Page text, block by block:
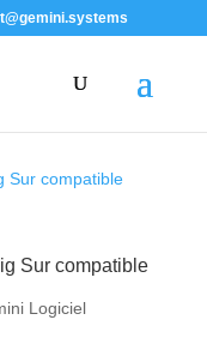
Sur compatible
Logiciel